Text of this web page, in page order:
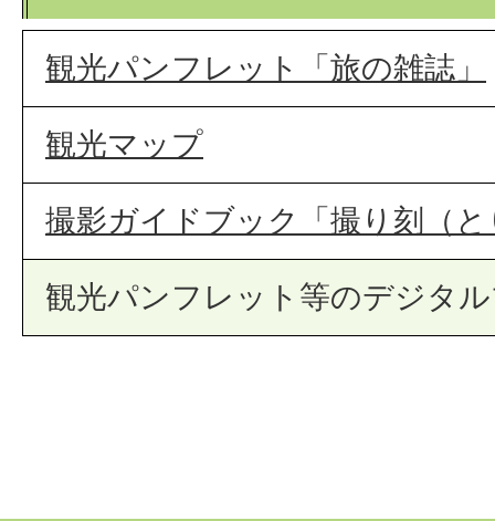
観光パンフレット「旅の雑誌」
観光マップ
撮影ガイドブック「撮り刻（
観光パンフレット等のデジタ